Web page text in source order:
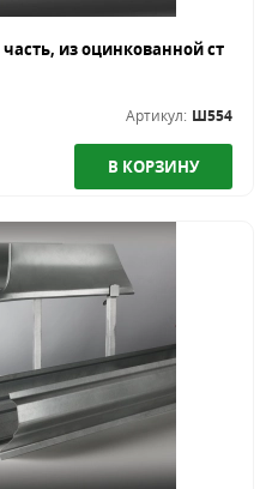
Артикул: Ш554